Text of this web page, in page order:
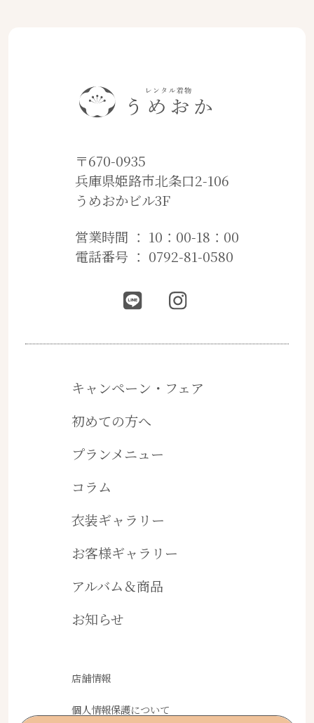
〒670-0935
兵庫県姫路市北条口2-106
うめおかビル3F
営業時間 ： 10：00-18：00
電話番号 ： 0792-81-0580
キャンペーン・フェア
初めての方へ
プランメニュー
コラム
衣装ギャラリー
お客様ギャラリー
アルバム＆商品
お知らせ
店舗情報
個人情報保護について